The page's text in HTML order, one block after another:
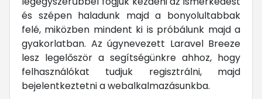
és szépen haladunk majd a bonyolultabbak
felé, miközben mindent ki is próbálunk majd a
gyakorlatban. Az úgynevezett Laravel Breeze
lesz legelőször a segítségünkre ahhoz, hogy
felhasználókat tudjuk regisztrálni, majd
bejelentkeztetni a webalkalmazásunkba.